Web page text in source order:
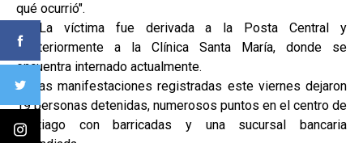
qué ocurrió".
La víctima fue derivada a la Posta Central y
posteriormente a la Clínica Santa María, donde se
encuentra internado actualmente.
Las manifestaciones registradas este viernes dejaron
19 personas detenidas, numerosos puntos en el centro de
Santiago con barricadas y una sucursal bancaria